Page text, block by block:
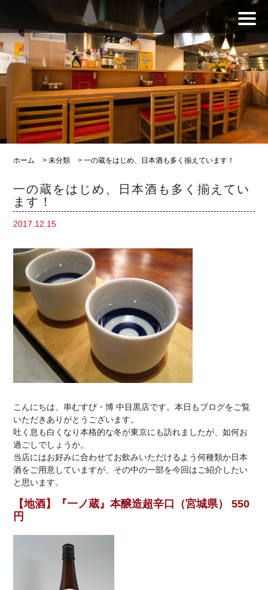
ホーム >未分類 >一の蔵をはじめ、日本酒も多く揃えています！
一の蔵をはじめ、日本酒も多く揃えてい
ます！
2017.12.15
こんにちは、串むすび・博 中目黒店です。本日もブログをご覧
いただきありがとうございます。
吐く息も白くなり本格的な冬が東京にも訪れましたが、如何お
過ごしでしょうか。
当店にはお好みに合わせてお飲みいただけるよう何種類か日本
酒をご用意していますが、その中の一部を今回はご紹介したい
と思います。
【地酒】『一ノ蔵』本醸造超辛口（宮城県） 550
円